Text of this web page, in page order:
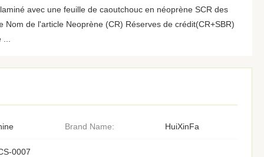
avec une feuille de caoutchouc en néoprène SCR des
Nom de l'article Neoprène (CR) Réserves de crédit(CR+SBR)
Brand Name: HuiXinFa
0007